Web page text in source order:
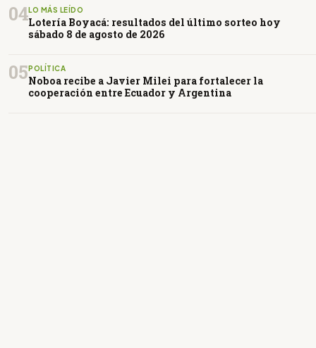
04LO MÁS LEÍDO
Lotería Boyacá: resultados del último sorteo hoy
sábado 8 de agosto de 2026
05POLÍTICA
Noboa recibe a Javier Milei para fortalecer la
cooperación entre Ecuador y Argentina